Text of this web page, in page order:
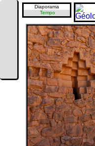
Diaporama
Tempo